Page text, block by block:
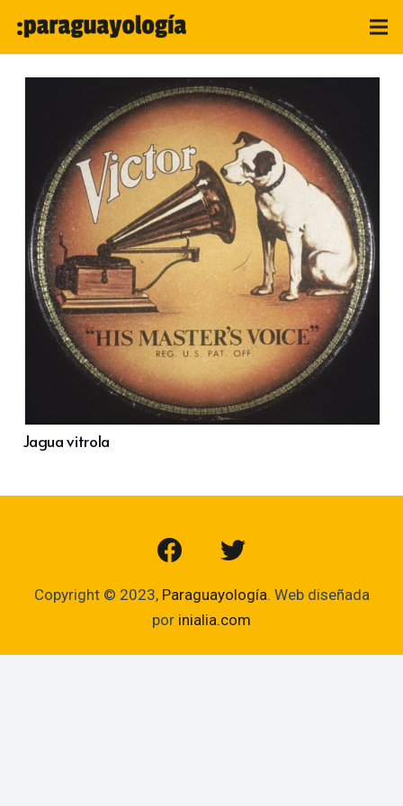
Jagua vitrola
Copyright © 2023, Paraguayología. Web diseñada
por inialia.com